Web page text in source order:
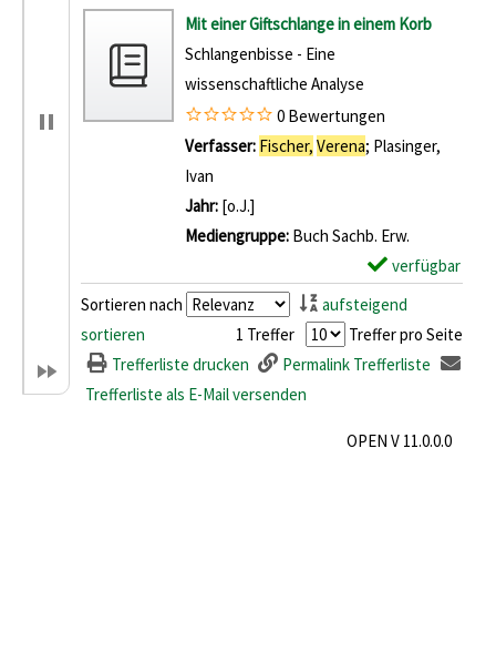
SuchergebnisMit einer Giftschlange in einem Korb
Schlangenbisse - Eine
wissenschaftliche Analyse
0 Bewertungen
Verfasser: Fischer, Verena; Plasinger,
Ivan
Jahr: [o.J.]
Mediengruppe: Buch Sachb. Erw.
verfügbar
Sortieren nach
aufsteigend
sortieren
1 Treffer
Treffer pro Seite
Trefferliste drucken
Permalink Trefferliste
Trefferliste als E-Mail versenden
OPEN V 11.0.0.0